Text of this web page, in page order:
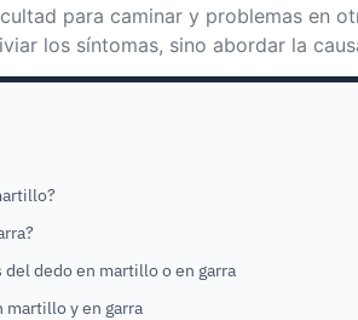
para caminar y problemas en
los síntomas, sino abordar la
del dedo en martillo o en garra
martillo y en garra